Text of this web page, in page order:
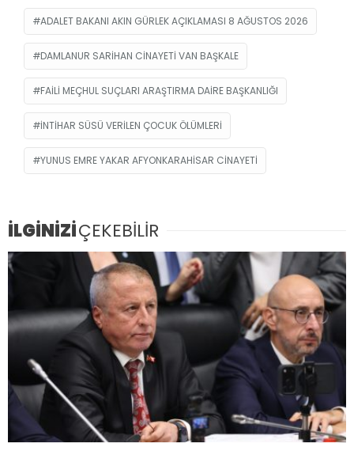
ADALET BAKANI AKIN GÜRLEK AÇIKLAMASI 8 AĞUSTOS 2026
DAMLANUR SARIHAN CINAYETI VAN BAŞKALE
FAILI MEÇHUL SUÇLARI ARAŞTIRMA DAIRE BAŞKANLIĞI
INTIHAR SÜSÜ VERILEN ÇOCUK ÖLÜMLERI
YUNUS EMRE YAKAR AFYONKARAHISAR CINAYETI
İLGİNİZİÇEKEBİLİR